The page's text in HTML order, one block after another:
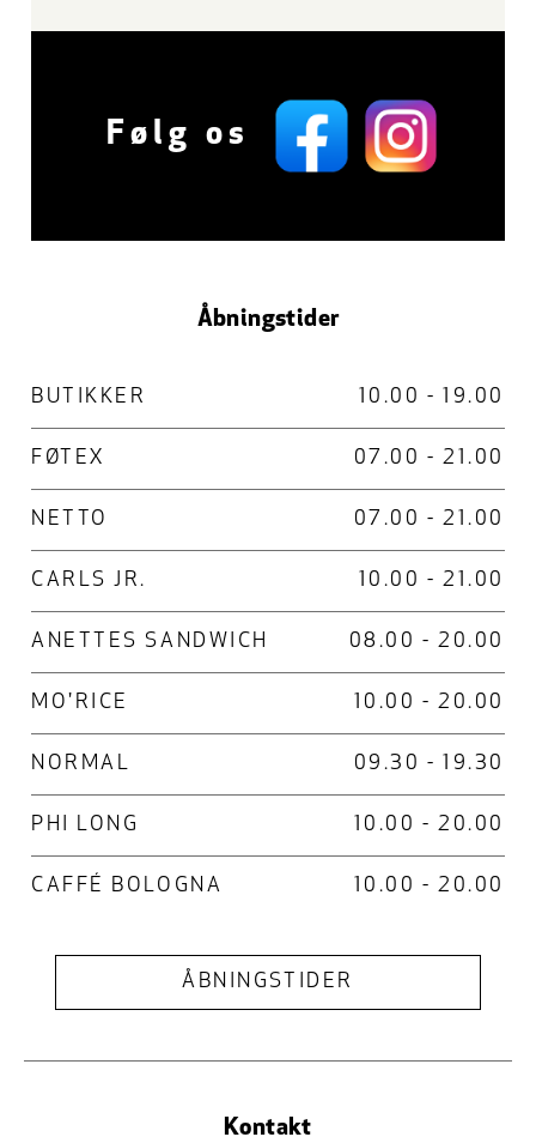
Følg os
Åbningstider
BUTIKKER 10.00 - 19.00
FØTEX 07.00 - 21.00
NETTO 07.00 - 21.00
CARLS JR. 10.00 - 21.00
ANETTES SANDWICH 08.00 - 20.00
MO'RICE 10.00 - 20.00
NORMAL 09.30 - 19.30
PHI LONG 10.00 - 20.00
CAFFÉ BOLOGNA 10.00 - 20.00
ÅBNINGSTIDER
Kontakt